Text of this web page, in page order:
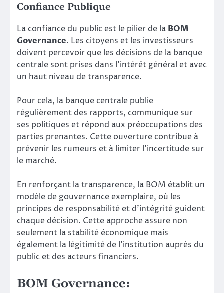
Confiance Publique
La confiance du public est le pilier de la BOM
Governance. Les citoyens et les investisseurs
doivent percevoir que les décisions de la banque
centrale sont prises dans l’intérêt général et avec
un haut niveau de transparence.
Pour cela, la banque centrale publie
régulièrement des rapports, communique sur
ses politiques et répond aux préoccupations des
parties prenantes. Cette ouverture contribue à
prévenir les rumeurs et à limiter l’incertitude sur
le marché.
En renforçant la transparence, la BOM établit un
modèle de gouvernance exemplaire, où les
principes de responsabilité et d’intégrité guident
chaque décision. Cette approche assure non
seulement la stabilité économique mais
également la légitimité de l’institution auprès du
public et des acteurs financiers.
BOM Governance: